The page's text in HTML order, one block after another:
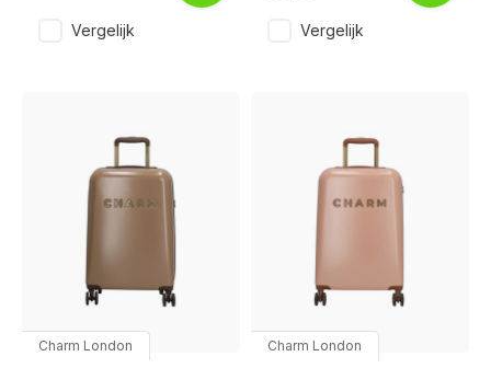
Vergelijk Vergelijk
Charm London Charm London